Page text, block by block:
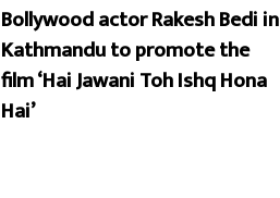
Bollywood actor Rakesh Bedi in
Kathmandu to promote the
film ‘Hai Jawani Toh Ishq Hona
Hai’